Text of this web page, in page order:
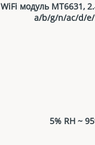
WiFi модуль MT6631,
a/b/g/n/ac/d/
5% RH ~